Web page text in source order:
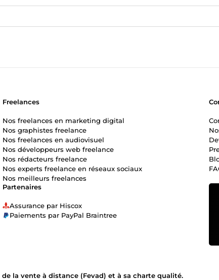
Partenaires
Assurance par Hiscox
Paiements par PayPal Braintree
Freelances
Nos freelances en marketing digital
Nos graphistes freelance
Nos freelances en audiovisuel
Nos développeurs web freelance
Nos rédacteurs freelance
Nos experts freelance en réseaux sociaux
Nos meilleurs freelances
la vente à distance (Fevad) et à sa charte qualité.